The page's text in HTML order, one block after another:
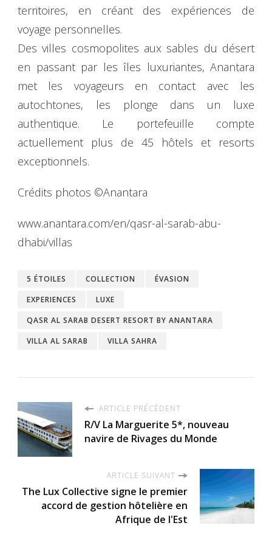
territoires, en créant des expériences de
voyage personnelles.
Des villes cosmopolites aux sables du désert
en passant par les îles luxuriantes, Anantara
met les voyageurs en contact avec les
autochtones, les plonge dans un luxe
authentique. Le portefeuille compte
actuellement plus de 45 hôtels et resorts
exceptionnels.
Crédits photos ©Anantara
www.anantara.com/en/qasr-al-sarab-abu-
dhabi/villas
5 ÉTOILES COLLECTION
ÉVASION
EXPERIENCES
LUXE
QASR AL SARAB DESERT RESORT BY ANANTARA
VILLA AL SARAB
VILLA SAHRA
ARTICLE PRÉCÉDENT
R/V La Marguerite 5*, nouveau
navire de Rivages du Monde
ARTICLE SUIVANT
The Lux Collective signe le premier
accord de gestion hôtelière en
Afrique de l'Est